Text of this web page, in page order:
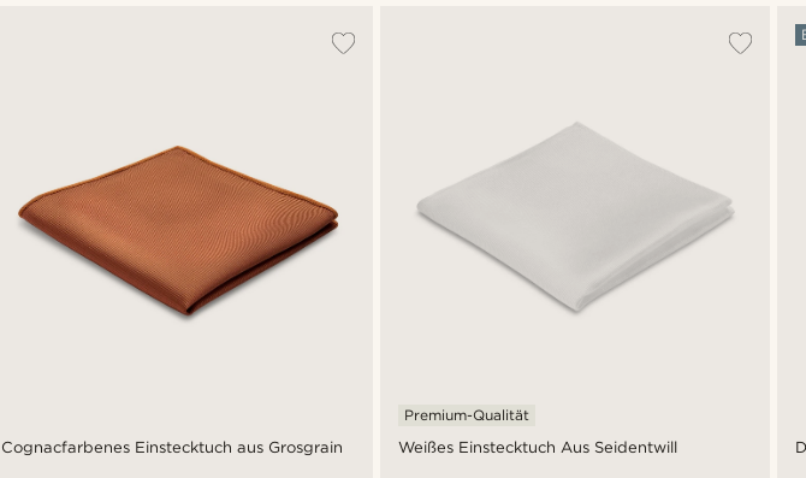
Cognacfarbenes Einstecktuch aus Grosgrain Weißes Einstecktuch Aus Seidentwill
Premium-Qualität